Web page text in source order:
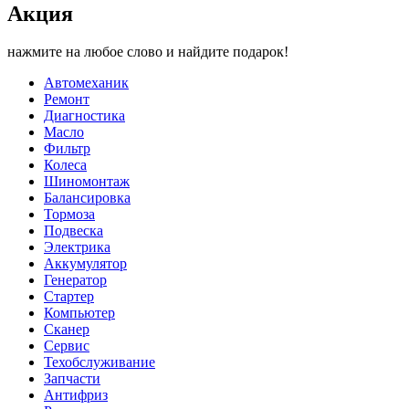
Акция
нажмите на любое слово и найдите подарок!
Автомеханик
Ремонт
Диагностика
Масло
Фильтр
Колеса
Шиномонтаж
Балансировка
Тормоза
Подвеска
Электрика
Аккумулятор
Генератор
Стартер
Компьютер
Сканер
Сервис
Техобслуживание
Запчасти
Антифриз